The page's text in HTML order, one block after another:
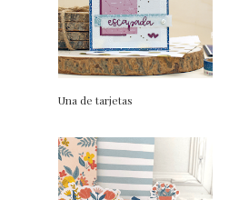
Una de tarjetas